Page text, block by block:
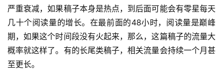
严重衰减，如果稿子本身是热点，到后面可能会有零星每天
几十个阅读量的增长。在最前面的48小时，阅读量是巅峰
期，如果这个时间段没有火起来，那么，这篇稿子的流量大
概率就这样了。有的长尾类稿子，相关流量会持续一个月甚
至更长。